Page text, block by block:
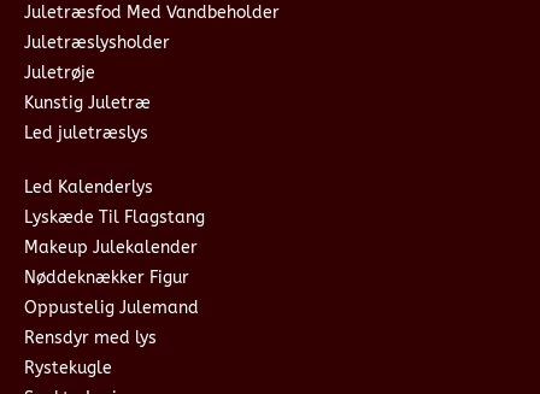
Juletræsfod Med Vandbeholder
Juletræslysholder
Juletrøje
Kunstig Juletræ
Led juletræslys
Led Kalenderlys
Lyskæde Til Flagstang
Makeup Julekalender
Nøddeknækker Figur
Oppustelig Julemand
Rensdyr med lys
Rystekugle